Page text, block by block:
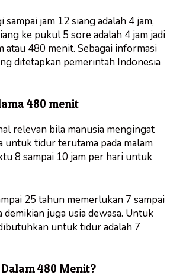
jam 12 siang adalah 4 jam,
ke pukul 5 sore adalah 4 jam jadi
atau 480 menit. Sebagai informasi
ditetapkan pemerintah Indonesia
480 menit
relevan bila manusia mengingat
tidur terutama pada malam
8 sampai 10 jam per hari untuk
25 tahun memerlukan 7 sampai
juga usia dewasa. Untuk
untuk tidur adalah 7
480 Menit?